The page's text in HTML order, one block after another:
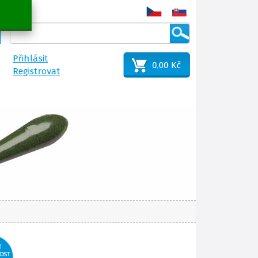
Přihlásit
Registrovat
0,00 Kč